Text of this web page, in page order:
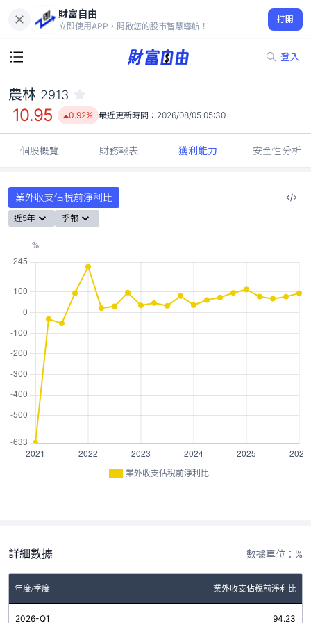
財富自由
立即使用APP，開啟您的股市智慧導航！
打開
登入
10.95
0.92%
農林 2913
10.95 0.92% 最近更新時間： 2026/08/05 05:30
個股概覽 財務報表 獲利能力 安全性分析
業外收支佔稅前淨利比
近5年 季報
業外收支佔稅前淨利比
詳細數據 數據單位：%
年度/季度 業外收支佔稅前淨利比
2026-Q1 94.23